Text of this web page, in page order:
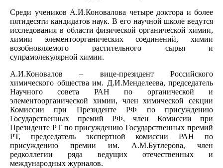
Среди учеников А.И.Коновалова четыре доктора и более
пятидесяти кандидатов наук. В его научной школе ведутся
исследования в области физической органической химии,
химии элементоорганических соединений, химии
возобновляемого растительного сырья и
супрамолекулярной химии.
А.И.Коновалов – вице-президент Российского
химического общества им. Д.И.Менделеева, председатель
Научного совета РАН по органической и
элементоорганической химии, член химической секции
Комиссии при Президенте РФ по присуждению
Государственных премий РФ, член Комиссии при
Президенте РТ по присуждению Государственных премий
РТ, председатель экспертной комиссии РАН по
присуждению премии им. А.М.Бутлерова, член
редколлегии ряда ведущих отечественных и
международных журналов.